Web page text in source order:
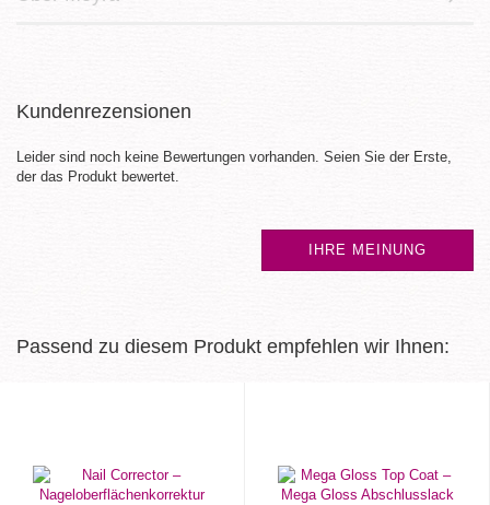
Kundenrezensionen
Leider sind noch keine Bewertungen vorhanden. Seien Sie der Erste,
der das Produkt bewertet.
IHRE MEINUNG
Passend zu diesem Produkt empfehlen wir Ihnen: